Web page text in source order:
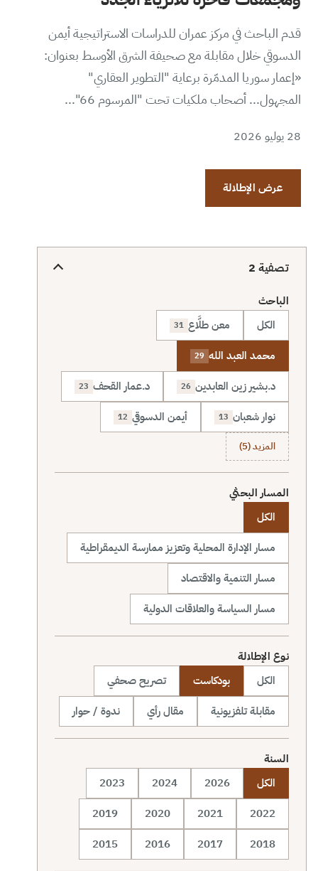
قدم الباحث في مركز عمران للدراسات الاستراتيجية أيمن
الدسوقي خلال مقابلة مع صحيفة الشرق الأوسط بعنوان:
«إعمار سوريا المدمّرة برعاية "التطوير العقاري"
المجهول... أصحاب ملكيات تحت "المرسوم 66"...
28 يوليو 2026
عرض الإطلالة
تصفية 2
الباحث
الكل
معن طلَّاع 31
محمد العبد الله 29
د.بشير زين العابدين 26 د.عمار القحف 23
نوار شعبان 13 أيمن الدسوقي 12
المزيد (5)
المسار البحثي
الكل
مسار الإدارة المحلية وتعزيز ممارسة الديمقراطية
مسار التنمية والاقتصاد
مسار السياسة والعلاقات الدولية
نوع الإطلالة
الكل
بودكاست
تصريح صحفي
مقابلة تلفزيونية
مقال رأي ندوة / حوار
السنة
الكل
2026
2024
2023
2022
2021
2020
2019
2018
2017
2016
2015